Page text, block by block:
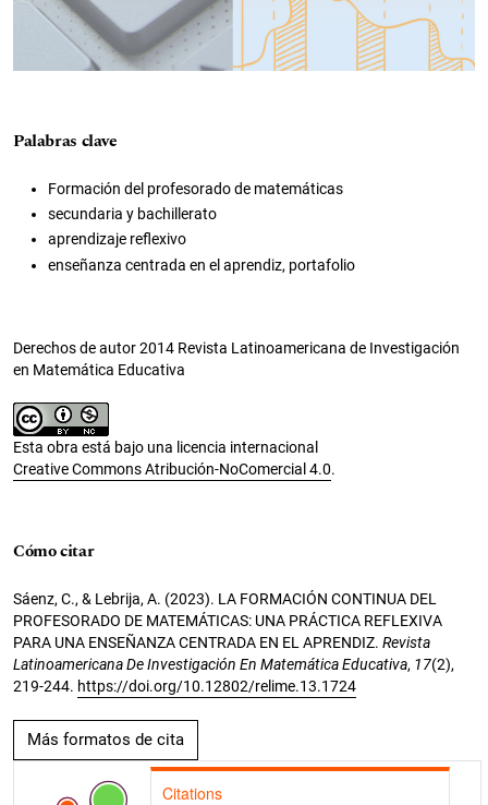
Palabras clave
Formación del profesorado de matemáticas
secundaria y bachillerato
aprendizaje reflexivo
enseñanza centrada en el aprendiz, portafolio
Derechos de autor 2014 Revista Latinoamericana de Investigación
en Matemática Educativa
Esta obra está bajo una licencia internacional
Creative Commons Atribución-NoComercial 4.0.
Cómo citar
Sáenz, C., & Lebrija, A. (2023). LA FORMACIÓN CONTINUA DEL
PROFESORADO DE MATEMÁTICAS: UNA PRÁCTICA REFLEXIVA
PARA UNA ENSEÑANZA CENTRADA EN EL APRENDIZ. Revista
Latinoamericana De Investigación En Matemática Educativa, 17(2),
219-244. https://doi.org/10.12802/relime.13.1724
Más formatos de cita
Citations